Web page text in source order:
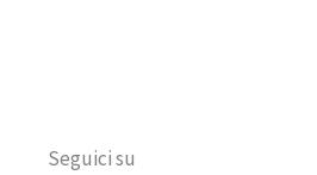
Seguici su